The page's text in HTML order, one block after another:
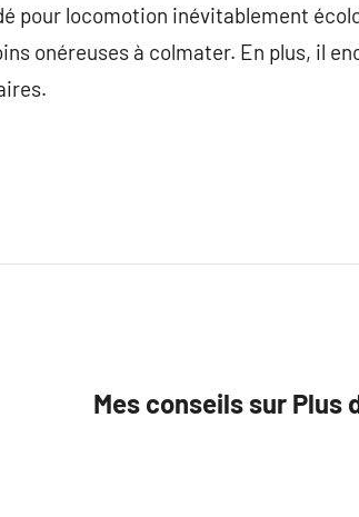
pour locomotion inévitablement
onéreuses à colmater. En plus, il
Mes conseils sur Plus